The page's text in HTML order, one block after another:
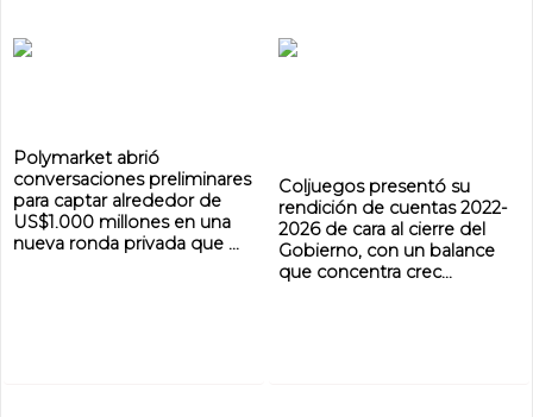
Polymarket abrió
conversaciones preliminares
para captar alrededor de
US$1.000 millones en una
nueva ronda privada que ...
Coljuegos presentó su
rendición de cuentas 2022-
2026 de cara al cierre del
Gobierno, con un balance
que concentra crec...